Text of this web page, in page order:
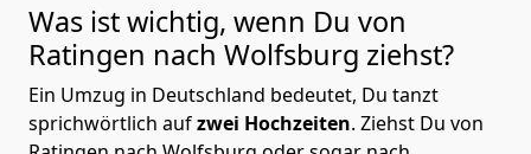
Was ist wichtig, wenn Du von
Ratingen nach Wolfsburg ziehst?
Ein Umzug in Deutschland bedeutet, Du tanzt
sprichwörtlich aufzwei Hochzeiten. Ziehst Du von